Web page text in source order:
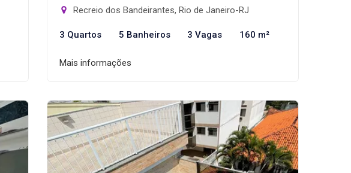
Recreio dos Bandeirantes, Rio de Janeiro-RJ
3 Quartos 5 Banheiros 3 Vagas 160 m²
Mais informações